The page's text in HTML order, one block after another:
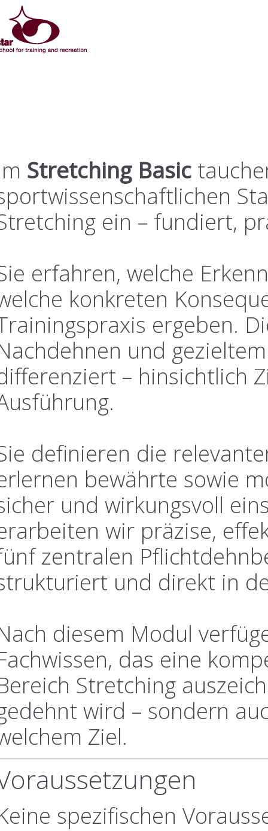
Stretching Basic
ein – fundiert,
erfahren, welche
konkreten
ergeben.
und
– hinsichtlich
definieren die
bewährte sowie
und wirkungsvoll
wir präzise,
zentralen
und direkt in
diesem Modul
das eine
Stretching
wird – sondern
Ziel.
spezifischen